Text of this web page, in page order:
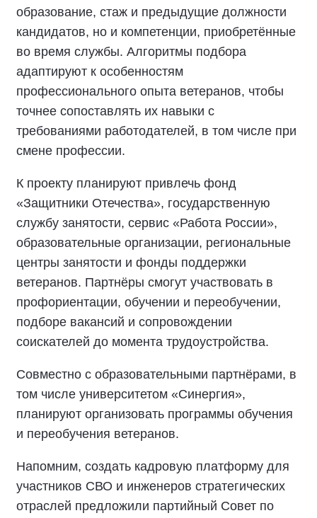
образование, стаж и предыдущие должности
кандидатов, но и компетенции, приобретённые
во время службы. Алгоритмы подбора
адаптируют к особенностям
профессионального опыта ветеранов, чтобы
точнее сопоставлять их навыки с
требованиями работодателей, в том числе при
смене профессии.
К проекту планируют привлечь фонд
«Защитники Отечества», государственную
службу занятости, сервис «Работа России»,
образовательные организации, региональные
центры занятости и фонды поддержки
ветеранов. Партнёры смогут участвовать в
профориентации, обучении и переобучении,
подборе вакансий и сопровождении
соискателей до момента трудоустройства.
Совместно с образовательными партнёрами, в
том числе университетом «Синергия»,
планируют организовать программы обучения
и переобучения ветеранов.
Напомним, создать кадровую платформу для
участников СВО и инженеров стратегических
отраслей предложили партийный Совет по